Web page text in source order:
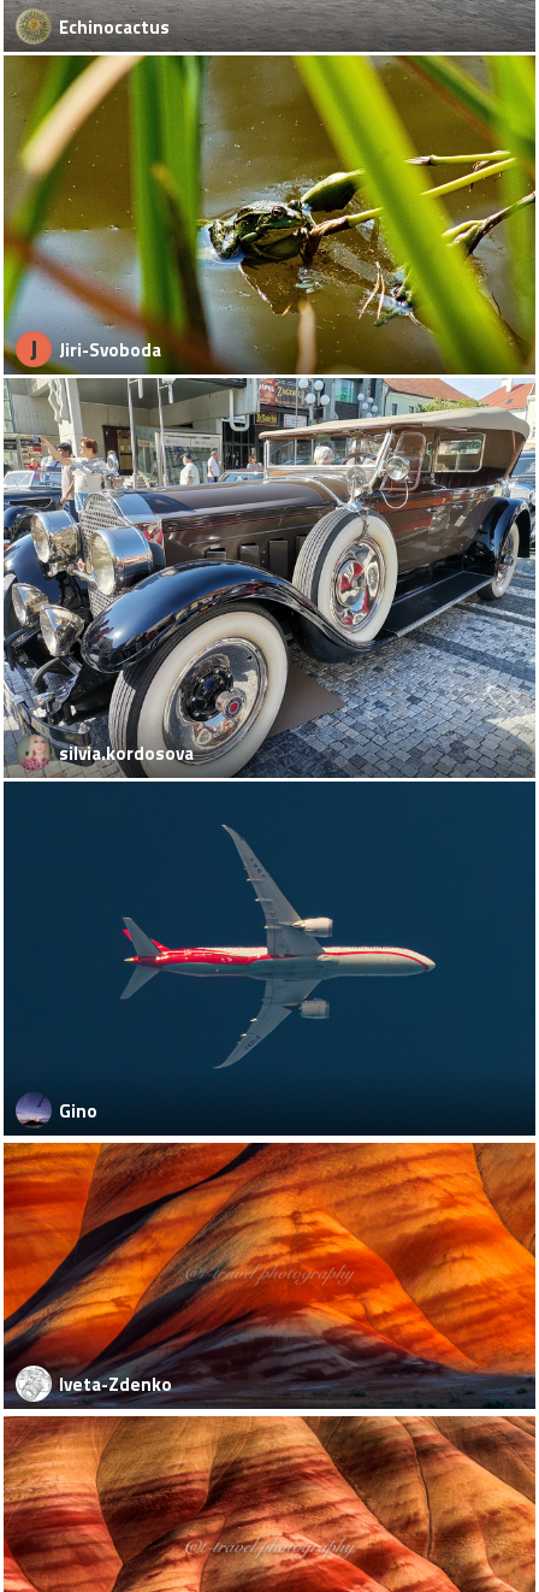
Echinocactus
J Jiri-Svoboda
silvia.kordosova
Gino
Iveta-Zdenko